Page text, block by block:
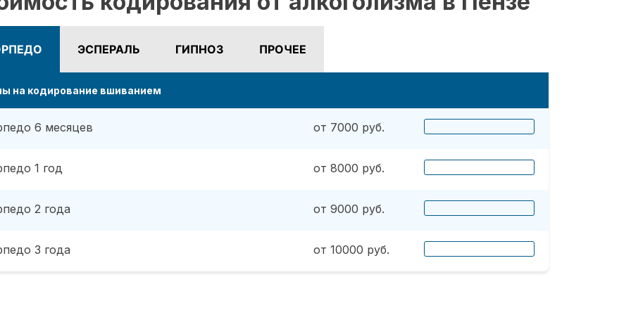
ЭСПЕРАЛЬ ГИПНОЗ ПРОЧЕЕ
на кодирование вшиванием
6 месяцев от 7000 руб.
1 год от 8000 руб.
2 года от 9000 руб.
3 года от 10000 руб.